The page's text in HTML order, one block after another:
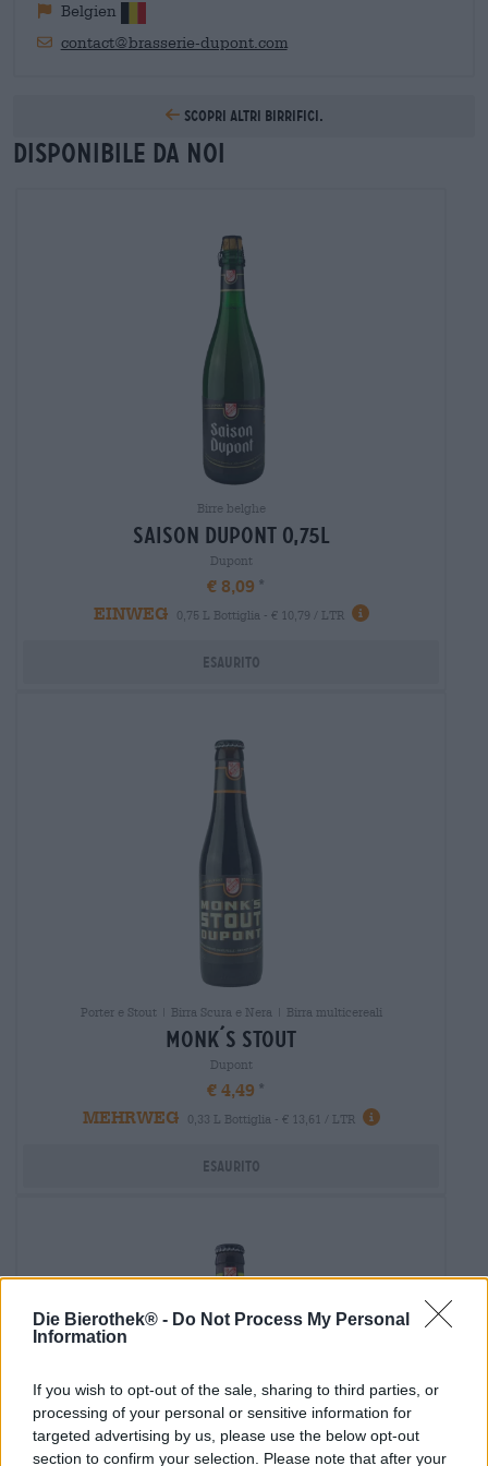
Die Bierothek® - Do Not Process My Personal
Information
If you wish to opt-out of the sale, sharing to third parties, or
processing of your personal or sensitive information for
targeted advertising by us, please use the below opt-out
section to confirm your selection. Please note that after your
Belgien
contact@brasserie-dupont.com
Scopri altri birrifici.
Disponibile da noi
Birre belghe
saison dupont 0,75l
Dupont
€ 8,09
EINWEG
0,75 L Bottiglia - € 10,79 / LTR
Esaurito
Porter e Stout | Birra Scura e Nera | Birra multicereali
monk´s stout
Dupont
€ 4,49
MEHRWEG
0,33 L Bottiglia - € 13,61 / LTR
Esaurito